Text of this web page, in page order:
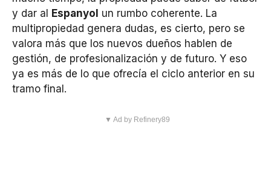
y dar al
Espanyol un rumbo coherente. La
multipropiedad genera dudas, es cierto, pero se
valora más que los nuevos dueños hablen de
gestión, de profesionalización y de futuro. Y eso
ya es más de lo que ofrecía el ciclo anterior en su
tramo final.
▼ Ad by Refinery89